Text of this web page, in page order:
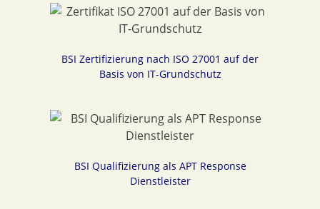
BSI Zertifizierung nach ISO 27001 auf der
Basis von IT-Grundschutz
BSI Qualifizierung als APT Response
Dienstleister